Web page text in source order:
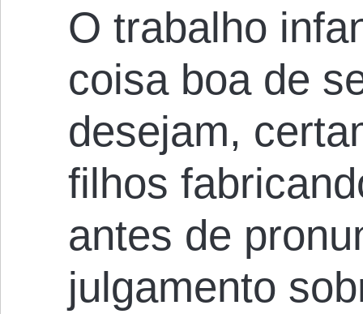
O trabalho
coisa boa de
desejam,
filhos
antes de
julgamento